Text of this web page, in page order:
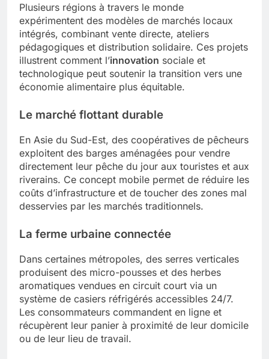
Plusieurs régions à travers le monde
expérimentent des modèles de marchés locaux
intégrés, combinant vente directe, ateliers
pédagogiques et distribution solidaire. Ces projets
illustrent comment l’innovation sociale et
technologique peut soutenir la transition vers une
économie alimentaire plus équitable.
Le marché flottant durable
En Asie du Sud-Est, des coopératives de pêcheurs
exploitent des barges aménagées pour vendre
directement leur pêche du jour aux touristes et aux
riverains. Ce concept mobile permet de réduire les
coûts d’infrastructure et de toucher des zones mal
desservies par les marchés traditionnels.
La ferme urbaine connectée
Dans certaines métropoles, des serres verticales
produisent des micro-pousses et des herbes
aromatiques vendues en circuit court via un
système de casiers réfrigérés accessibles 24/7.
Les consommateurs commandent en ligne et
récupèrent leur panier à proximité de leur domicile
ou de leur lieu de travail.